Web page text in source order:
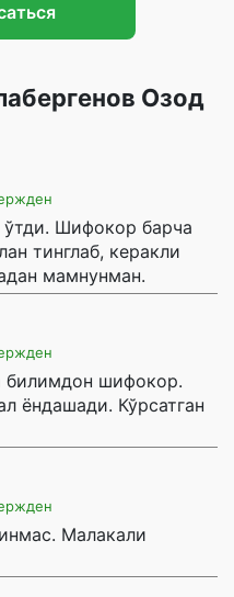
Озод
Шифокор барча
тинглаб, керакли
мамнунман.
билимдон шифокор.
ёндашади. Кўрсатган
Малакали